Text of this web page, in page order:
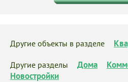
Другие объекты в разделе
Другие разделы Дома
Новостройки